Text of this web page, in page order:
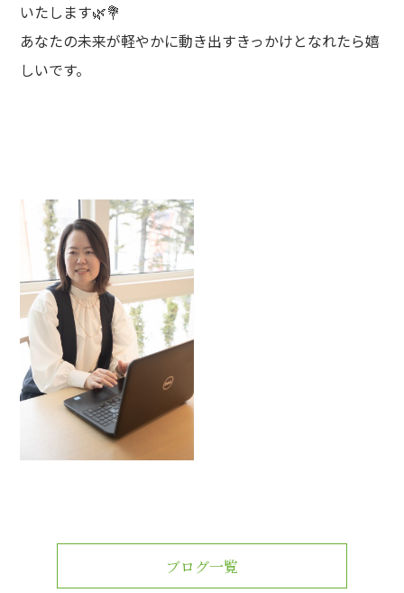
いたします🌿💐
あなたの未来が軽やかに動き出すきっかけとなれたら嬉
しいです。
ブログ一覧